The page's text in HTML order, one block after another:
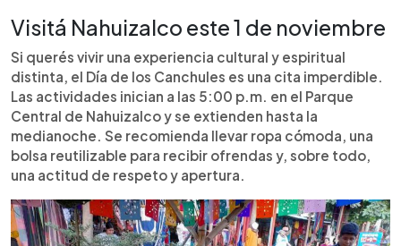
Visitá Nahuizalco este 1 de noviembre
Si querés vivir una experiencia cultural y espiritual
distinta, el Día de los Canchules es una cita imperdible.
Las actividades inician a las 5:00 p.m. en el Parque
Central de Nahuizalco y se extienden hasta la
medianoche. Se recomienda llevar ropa cómoda, una
bolsa reutilizable para recibir ofrendas y, sobre todo,
una actitud de respeto y apertura.